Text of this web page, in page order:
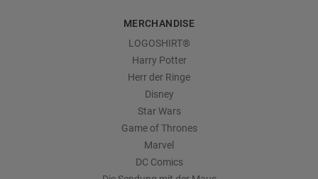
MERCHANDISE
LOGOSHIRT®
Harry Potter
Herr der Ringe
Disney
Star Wars
Game of Thrones
Marvel
DC Comics